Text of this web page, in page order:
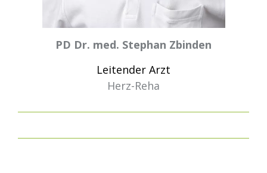
PD Dr. med. Stephan Zbinden
Leitender Arzt
Herz-Reha